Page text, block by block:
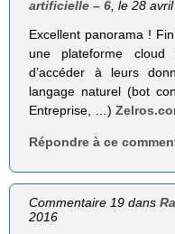
artificielle – 6 , le 28
Excellent panorama !
une plateforme
d’accéder à leurs
langage naturel (bot
Entreprise, …)
Répondre à ce
Commentaire 19 dans
2016